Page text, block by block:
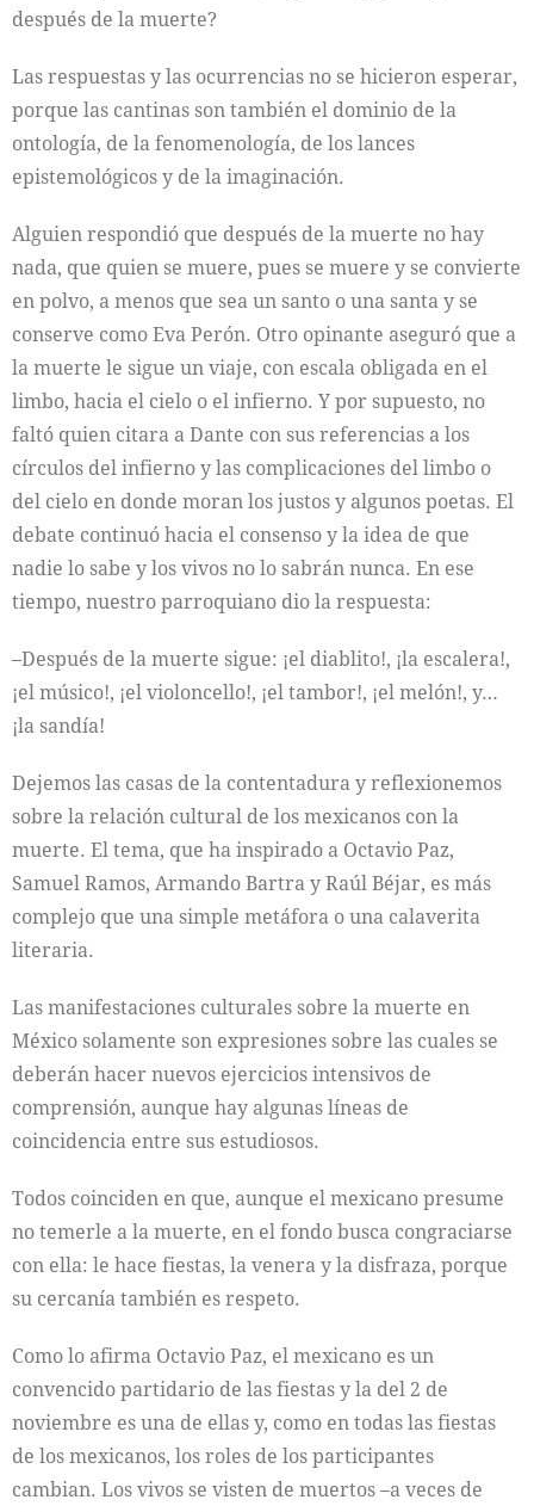
después de la muerte?
Las respuestas y las ocurrencias no se hicieron esperar,
porque las cantinas son también el dominio de la
ontología, de la fenomenología, de los lances
epistemológicos y de la imaginación.
Alguien respondió que después de la muerte no hay
nada, que quien se muere, pues se muere y se convierte
en polvo, a menos que sea un santo o una santa y se
conserve como Eva Perón. Otro opinante aseguró que a
la muerte le sigue un viaje, con escala obligada en el
limbo, hacia el cielo o el infierno. Y por supuesto, no
faltó quien citara a Dante con sus referencias a los
círculos del infierno y las complicaciones del limbo o
del cielo en donde moran los justos y algunos poetas. El
debate continuó hacia el consenso y la idea de que
nadie lo sabe y los vivos no lo sabrán nunca. En ese
tiempo, nuestro parroquiano dio la respuesta:
​–Después de la muerte sigue: ¡el diablito!, ¡la escalera!,
¡el músico!, ¡el violoncello!, ¡el tambor!, ¡el melón!, y…
¡la sandía!
Dejemos las casas de la contentadura y reflexionemos
sobre la relación cultural de los mexicanos con la
muerte. El tema, que ha inspirado a Octavio Paz,
Samuel Ramos, Armando Bartra y Raúl Béjar, es más
complejo que una simple metáfora o una calaverita
literaria.
Las manifestaciones culturales sobre la muerte en
México solamente son expresiones sobre las cuales se
deberán hacer nuevos ejercicios intensivos de
comprensión, aunque hay algunas líneas de
coincidencia entre sus estudiosos.
Todos coinciden en que, aunque el mexicano presume
no temerle a la muerte, en el fondo busca congraciarse
con ella: le hace fiestas, la venera y la disfraza, porque
su cercanía también es respeto.
Como lo afirma Octavio Paz, el mexicano es un
convencido partidario de las fiestas y la del 2 de
noviembre es una de ellas y, como en todas las fiestas
de los mexicanos, los roles de los participantes
cambian. Los vivos se visten de muertos –a veces de